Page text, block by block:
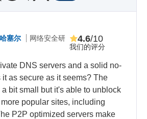
塞尔
网络安全研
我们的评分
4.6/10
DNS servers and a solid no-
it as secure as it seems? The
bit small but it's able to unblock
popular sites, including
P2P optimized servers make